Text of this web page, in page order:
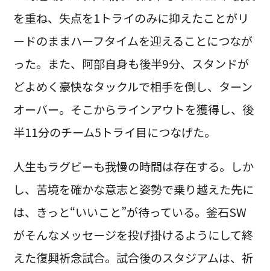
を重ね、失点を1トライのみに抑えたことがリ
ードのままハーフタイムを迎えることにつなが
った。また、阿部自身も後半9分、スタンドが
どよめく豪快なタックルで相手を倒し、ターン
オーバー。そこからラインアウトを獲得し、後
半11分のチーム5トライ目につなげた。
人生もラグビーも我慢の時間は存在する。しか
し、苦境を確かな意志と姿勢で乗り越えた先に
は、きっと“いいこと”が待っている。釜石SW
がそんなメッセージを投げ掛けるようにして終
えた復興祈念試合。試合後のスタジアムは、祈